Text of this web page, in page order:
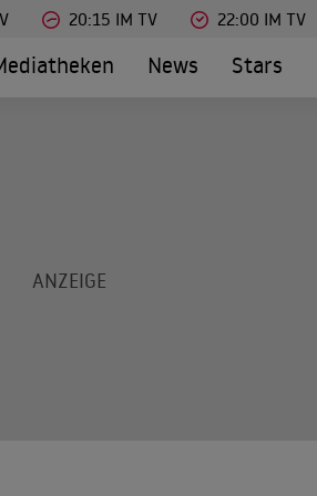
20:15 IM TV 22:00 IM TV
News Stars